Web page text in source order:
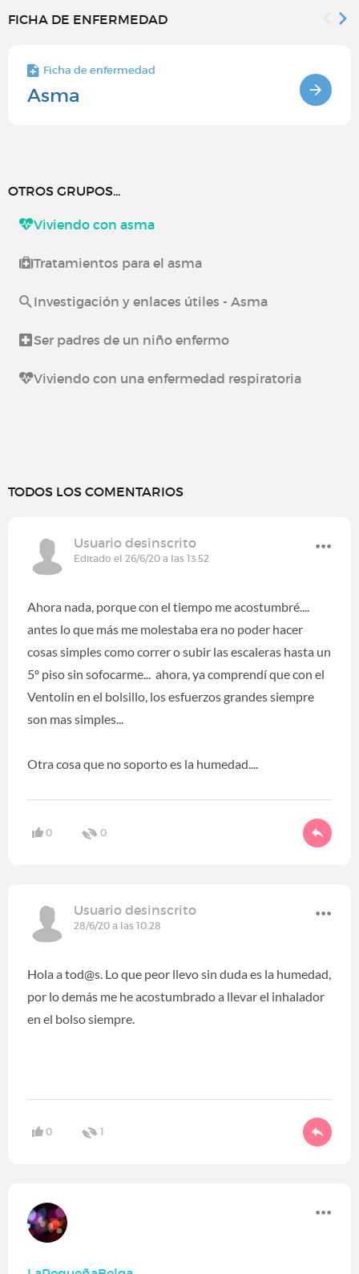
FICHA DE ENFERMEDAD
Ficha de enfermedad
Asma
OTROS GRUPOS...
Viviendo con asma
Tratamientos para el asma
Investigación y enlaces útiles - Asma
Ser padres de un niño enfermo
Viviendo con una enfermedad respiratoria
TODOS LOS COMENTARIOS
Usuario desinscrito
Editado el 26/6/20 a las 13:52
Ahora nada, porque con el tiempo me acostumbré....
antes lo que más me molestaba era no poder hacer
cosas simples como correr o subir las escaleras hasta un
5º piso sin sofocarme... ahora, ya comprendí que con el
Ventolin en el bolsillo, los esfuerzos grandes siempre
son mas simples...
Otra cosa que no soporto es la humedad....
0 0
Usuario desinscrito
28/6/20 a las 10:28
Hola a tod@s. Lo que peor llevo sin duda es la humedad,
por lo demás me he acostumbrado a llevar el inhalador
en el bolso siempre.
0 1